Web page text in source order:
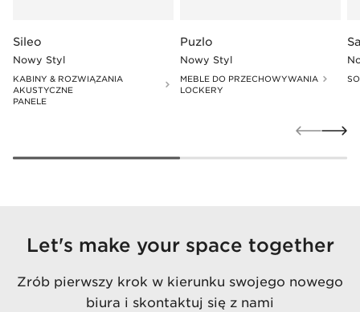
Sileo
Nowy Styl
KABINY & ROZWIĄZANIA
AKUSTYCZNE
PANELE
Puzlo
Nowy Styl
MEBLE DO PRZECHOWYWANIA
LOCKERY
Let's make your space together
Zrób pierwszy krok w kierunku swojego nowego
biura i skontaktuj się z nami